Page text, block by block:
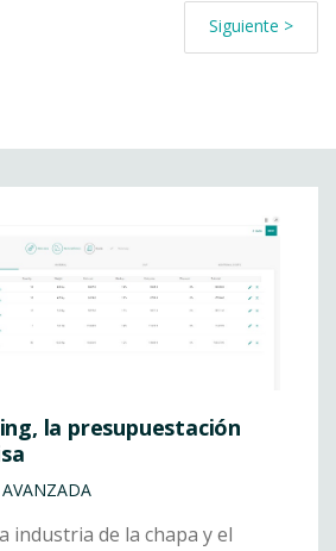
Siguiente >
la presupuestación
industria de la chapa y el